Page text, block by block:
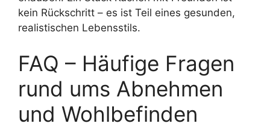
kein Rückschritt – es ist Teil eines gesunden,
realistischen Lebensstils.
FAQ – Häufige Fragen
rund ums Abnehmen
und Wohlbefinden